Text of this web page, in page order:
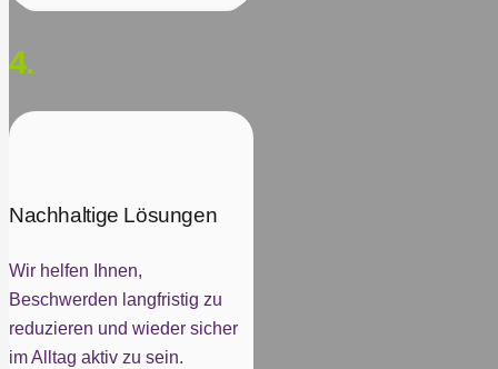
4.
Nachhaltige Lösungen
Wir helfen Ihnen,
Beschwerden langfristig zu
reduzieren und wieder sicher
im Alltag aktiv zu sein.